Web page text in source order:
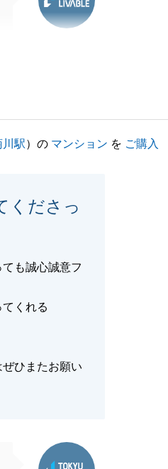
川駅）の マンション を ご購入
くださっ
も誠心誠意フ
くれる
ひまたお願い